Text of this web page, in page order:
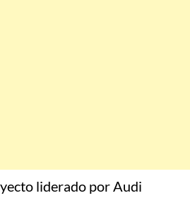
liderado por Audi